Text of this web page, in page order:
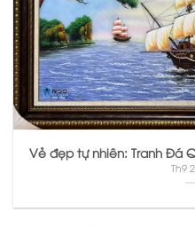
Vẻ đẹp tự nhiên: Tranh Đá
Th9